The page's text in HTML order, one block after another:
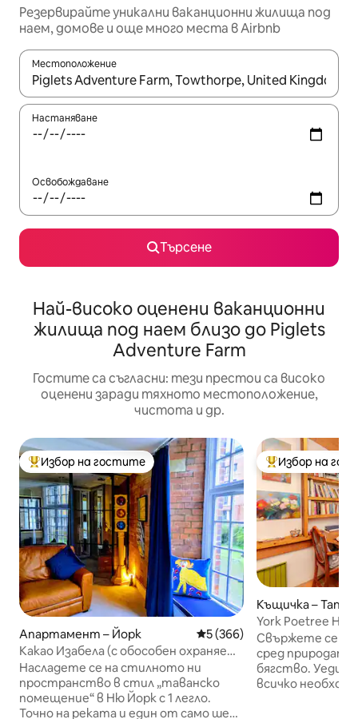
Резервирайте уникални ваканционни жилища под
наем, домове и още много места в Airbnb
Местоположение
Когато резултатите се покажат, използвайте
Настаняване
Освобождаване
Търсене
Най-високо оценени ваканционни
жилища под наем близо до Piglets
Adventure Farm
Гостите са съгласни: тези престои са високо
оценени заради тяхното местоположение,
чистота и др.
Най-популярен избор на гостите
Избор на гостите
Апартамент – Йорк Средна оценка: 5 от 5,
5 (366)
Какао Изабела (с обособен охраняем
паркинг)
Насладете се на стилното ни
пространство в стил „таванско
помещение“ в Ню Йорк с 1 легло.
Точно на реката и един от само шепа
Най-популярен
Избор на
Къщичка – Tang
York Poetree
дърво за един
Свържете се
сред
бягство. Уединена къща на
всичко